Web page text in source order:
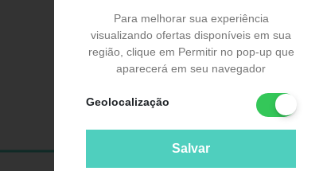
Para melhorar sua experiência
visualizando ofertas disponíveis em sua
região, clique em Permitir no pop-up que
aparecerá em seu navegador
Geolocalização
Salvar
Marca: